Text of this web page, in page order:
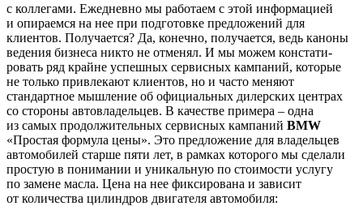
с коллегами. Ежедневно мы работаем с этой информацией
и опираем­ся на нее при подготовке предложений для
клиентов. Получается? Да, конечно, полу­чается, ведь каноны
ведения бизнеса никто не отменял. И мы можем констати­
ровать ряд крайне успешных сервисных кампаний, которые
не только привлекают клиентов, но и часто меняют
стандартное мышление об официальных дилерских центрах
со стороны автовладельцев. В качестве примера – одна
из самых продолжительных сервисных кампаний BMW
«Простая формула цены». Это предложе­ние для владельцев
автомобилей старше пяти лет, в рамках которого мы сделали
простую в понимании и уникальную по стоимости услугу
по замене масла. Цена на нее фиксирована и зависит
от количества цилиндров двигателя автомобиля: